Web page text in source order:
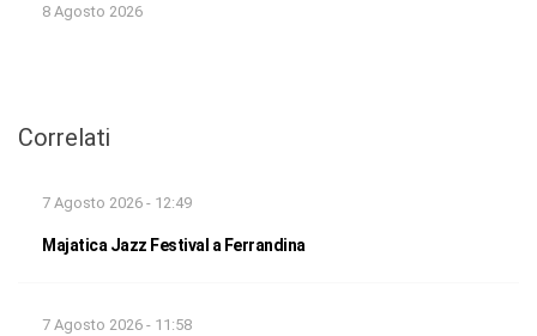
8 Agosto 2026
Correlati
7 Agosto 2026 - 12:49
Majatica Jazz Festival a Ferrandina
7 Agosto 2026 - 11:58